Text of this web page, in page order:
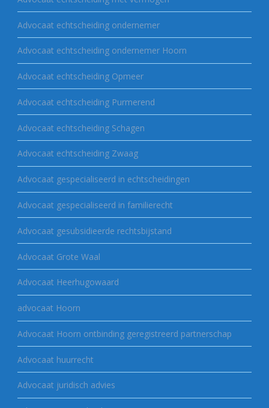
Advocaat echtscheiding ondernemer
Advocaat echtscheiding ondernemer Hoorn
Advocaat echtscheiding Opmeer
Advocaat echtscheiding Purmerend
Advocaat echtscheiding Schagen
Advocaat echtscheiding Zwaag
Advocaat gespecialiseerd in echtscheidingen
Advocaat gespecialiseerd in familierecht
Advocaat gesubsidieerde rechtsbijstand
Advocaat Grote Waal
Advocaat Heerhugowaard
advocaat Hoorn
Advocaat Hoorn ontbinding geregistreerd partnerschap
Advocaat huurrecht
Advocaat juridisch advies